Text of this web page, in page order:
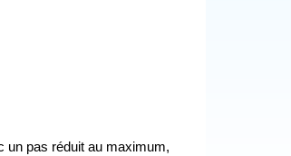
un pas réduit au maximum,